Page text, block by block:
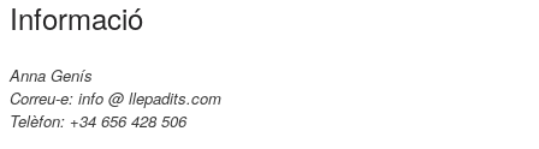
Informació
Anna Genís
Correu-e: info @ llepadits.com
Telèfon: +34 656 428 506